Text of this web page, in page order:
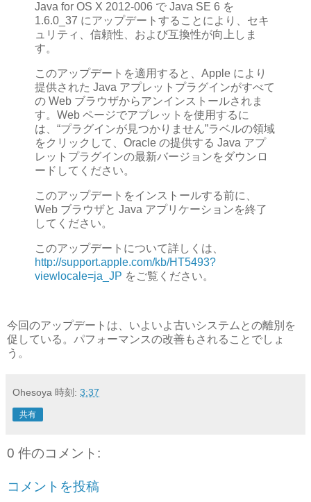
Java for OS X 2012-006 で Java SE 6 を
1.6.0_37 にアップデートすることにより、セキ
ュリティ、信頼性、および互換性が向上しま
す。
このアップデートを適用すると、Apple により
提供された Java アプレットプラグインがすべて
の Web ブラウザからアンインストールされま
す。Web ページでアプレットを使用するに
は、“プラグインが見つかりません”ラベルの領域
をクリックして、Oracle の提供する Java アプ
レットプラグインの最新バージョンをダウンロ
ードしてください。
このアップデートをインストールする前に、
Web ブラウザと Java アプリケーションを終了
してください。
このアップデートについて詳しくは、
http://support.apple.com/kb/HT5493?
viewlocale=ja_JP をご覧ください。
今回のアップデートは、いよいよ古いシステムとの離別を
促している。パフォーマンスの改善もされることでしょ
う。
Ohesoya 時刻: 3:37
共有
0 件のコメント:
コメントを投稿